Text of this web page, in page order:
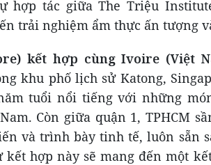
hợp tác giữa The Triệu
trải nghiệm ẩm thực ấn tượng
kết hợp cùng Ivoire (Việt
khu phố lịch sử Katong,
tuổi nổi tiếng với những
Còn giữa quận 1, TPHCM
và trình bày tinh tế, luôn sẵn
hợp này sẽ mang đến một